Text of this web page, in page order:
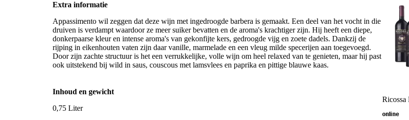
Extra informatie
Appassimento wil zeggen dat deze wijn met ingedroogde barbera is gemaakt. Een deel van het vocht in die
druiven is verdampt waardoor ze meer suiker bevatten en de aroma's krachtiger zijn. Hij heeft een diepe,
donkerpaarse kleur en intense aroma's van gekonfijte kers, gedroogde vijg en zoete dadels. Dankzij de
rijping in eikenhouten vaten zijn daar vanille, marmelade en een vleug milde specerijen aan toegevoegd.
Door zijn zachte structuur is het een verrukkelijke, volle wijn om heel relaxed van te genieten, maar hij past
ook uitstekend bij wild in saus, couscous met lamsvlees en paprika en pittige blauwe kaas.
Inhoud en gewicht
0,75 Liter
Ricossa
online